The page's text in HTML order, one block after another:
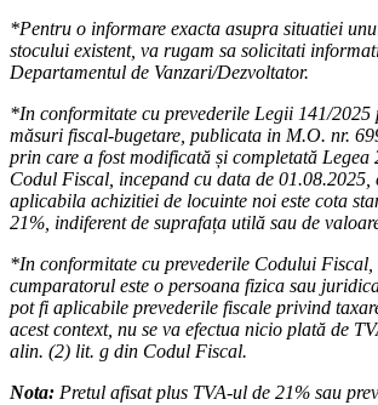
*Pentru o informare exacta asupra situatiei
stocului existent, va rugam sa solicitati
Departamentul de Vanzari/Dezvoltator.
*In conformitate cu prevederile Legii 141/2025
măsuri fiscal-bugetare, publicata in M.O. nr.
prin care a fost modificată și completată
Codul Fiscal, incepand cu data de 01.08.2025,
aplicabila achizitiei de locuinte noi este cota
21%, indiferent de suprafața utilă sau de
*In conformitate cu prevederile Codului
cumparatorul este o persoana fizica sau
pot fi aplicabile prevederile fiscale privind
acest context, nu se va efectua nicio plată de
alin. (2) lit. g din Codul Fiscal.
Nota: Pretul afisat plus TVA-ul de 21% sau